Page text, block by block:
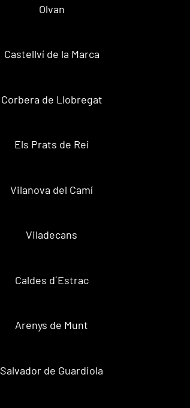
Olvan
Castellví de la Marca
Corbera de Llobregat
Els Prats de Rei
Vilanova del Camí
Viladecans
Caldes d´Estrac
Arenys de Munt
Salvador de Guardiola